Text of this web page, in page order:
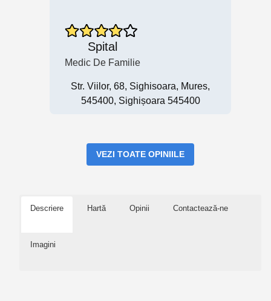
Spital
Medic De Familie
Str. Viilor, 68, Sighisoara, Mures,
545400, Sighișoara 545400
VEZI TOATE OPINIILE
Descriere Hartă Opinii Contactează-ne
Imagini